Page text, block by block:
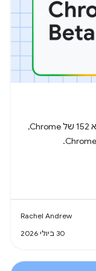
בפוסט הזה מפורטות התכונות בגרסת בטא 152 של Chrome,
Rachel Andrew
30 ביולי 2026